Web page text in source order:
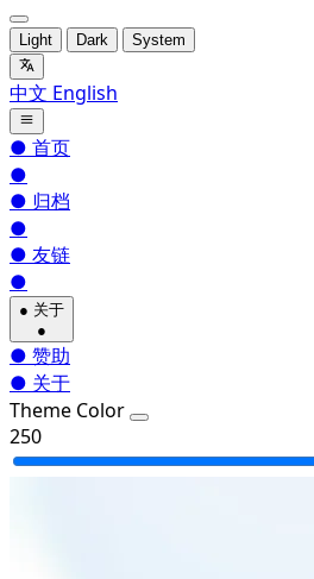
Light Dark System
中文 English
● 首页
●
● 归档
●
● 友链
●
● 关于
●
● 赞助
● 关于
Theme Color
250